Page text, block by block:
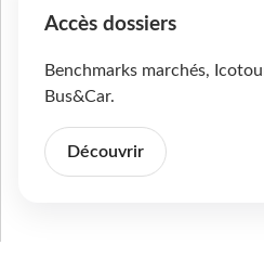
Accès dossiers
Benchmarks marchés,
Bus&Car.
Découvrir